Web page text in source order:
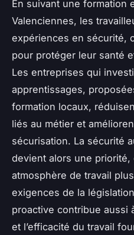
En suivant une formation
Valenciennes, les
expériences en sécurité,
pour protéger leur santé
Les entreprises qui
apprentissages,
formation locaux,
liés au métier et
sécurisation. La sécurité
devient alors une priorité,
atmosphère de travail
exigences de la
proactive contribue aussi
et l’efficacité du travail